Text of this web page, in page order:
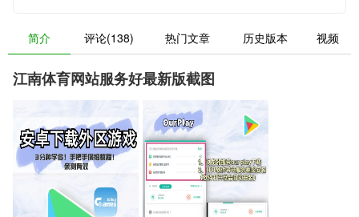
简介 评论(138) 热门文章 历史版本 视频
江南体育网站服务好最新版截图